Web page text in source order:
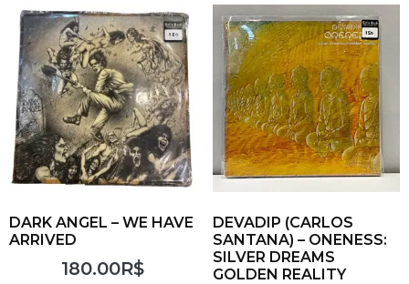
DARK ANGEL – WE HAVE
ARRIVED
180.00R$
DEVADIP (CARLOS
SANTANA) – ONENESS:
SILVER DREAMS
GOLDEN REALITY